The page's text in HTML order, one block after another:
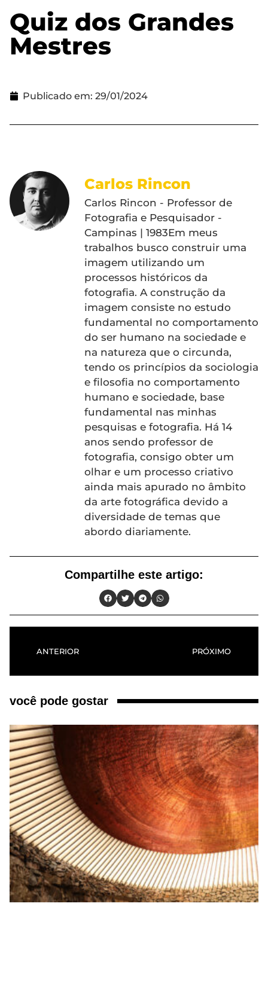
Quiz dos Grandes
Mestres
Publicado em: 29/01/2024
Carlos Rincon
Carlos Rincon - Professor de
Fotografia e Pesquisador -
Campinas | 1983Em meus
trabalhos busco construir uma
imagem utilizando um
processos históricos da
fotografia. A construção da
imagem consiste no estudo
fundamental no comportamento
do ser humano na sociedade e
na natureza que o circunda,
tendo os princípios da sociologia
e filosofia no comportamento
humano e sociedade, base
fundamental nas minhas
pesquisas e fotografia. Há 14
anos sendo professor de
fotografia, consigo obter um
olhar e um processo criativo
ainda mais apurado no âmbito
da arte fotográfica devido a
diversidade de temas que
abordo diariamente.
Compartilhe este artigo:
ANTERIOR PRÓXIMO
você pode gostar